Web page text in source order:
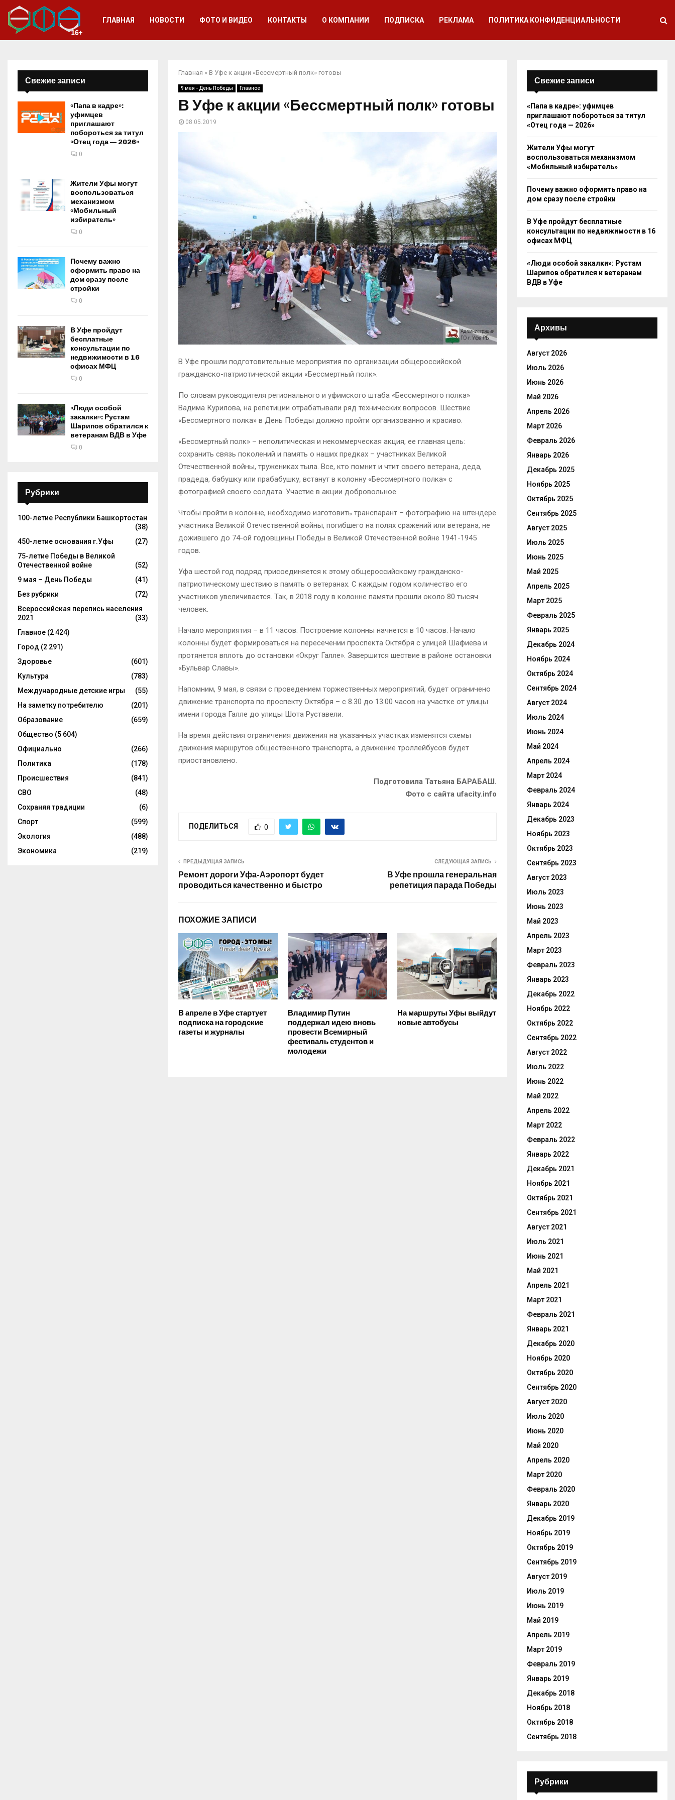
ГЛАВНАЯ НОВОСТИ ФОТО И ВИДЕО КОНТАКТЫ О КОМПАНИИ ПОДПИСКА РЕКЛАМА ПОЛИТИКА КОНФИДЕНЦИАЛЬНОСТИ
Главная » В Уфе к акции «Бессмертный полк» готовы
9 мая - День Победы Главное
В Уфе к акции «Бессмертный полк» готовы
08.05.2019
В Уфе прошли подготовительные мероприятия по организации общероссийской
гражданско-патриотической акции «Бессмертный полк».
По словам руководителя регионального и уфимского штаба «Бессмертного полка»
Вадима Курилова, на репетиции отрабатывали ряд технических вопросов. Шествие
«Бессмертного полка» в День Победы должно пройти организованно и красиво.
«Бессмертный полк» – неполитическая и некоммерческая акция, ее главная цель:
сохранить связь поколений и память о наших предках – участниках Великой
Отечественной войны, тружениках тыла. Все, кто помнит и чтит своего ветерана, деда,
прадеда, бабушку или прабабушку, встанут в колонну «Бессмертного полка» с
фотографией своего солдата. Участие в акции добровольное.
Чтобы пройти в колонне, необходимо изготовить транспарант – фотографию на штендере
участника Великой Отечественной войны, погибшего на полях сражений или ветерана, не
дожившего до 74-ой годовщины Победы в Великой Отечественной войне 1941-1945
годов.
Уфа шестой год подряд присоединяется к этому общероссийскому гражданско-
патриотическому шествию в память о ветеранах. С каждым годом количество его
участников увеличивается. Так, в 2018 году в колонне памяти прошли около 80 тысяч
человек.
Начало мероприятия – в 11 часов. Построение колонны начнется в 10 часов. Начало
колонны будет формироваться на пересечении проспекта Октября с улицей Шафиева и
протянется вплоть до остановки «Округ Галле». Завершится шествие в районе остановки
«Бульвар Славы».
Напомним, 9 мая, в связи с проведением торжественных мероприятий, будет ограничено
движение транспорта по проспекту Октября – с 8.30 до 13.00 часов на участке от улицы
имени города Галле до улицы Шота Руставели.
На время действия ограничения движения на указанных участках изменятся схемы
движения маршрутов общественного транспорта, а движение троллейбусов будет
приостановлено.
Подготовила Татьяна БАРАБАШ.
Фото с сайта ufacity.info
ПОДЕЛИТЬСЯ 0
ПРЕДЫДУЩАЯ ЗАПИСЬ
Ремонт дороги Уфа-Аэропорт будет
проводиться качественно и быстро
СЛЕДУЮЩАЯ ЗАПИСЬ
В Уфе прошла генеральная
репетиция парада Победы
ПОХОЖИЕ ЗАПИСИ
В апреле в Уфе стартует
подписка на городские
газеты и журналы
Владимир Путин
поддержал идею вновь
провести Всемирный
фестиваль студентов и
молодежи
На маршруты Уфы выйдут
новые автобусы
Свежие записи
«Папа в кадре»:
уфимцев
приглашают
побороться за титул
«Отец года — 2026»
0
Жители Уфы могут
воспользоваться
механизмом
«Мобильный
избиратель»
0
Почему важно
оформить право на
дом сразу после
стройки
0
В Уфе пройдут
бесплатные
консультации по
недвижимости в 16
офисах МФЦ
0
«Люди особой
закалки»: Рустам
Шарипов обратился к
ветеранам ВДВ в Уфе
0
Рубрики
100-летие Республики Башкортостан
(38)
450-летие основания г.Уфы
(27)
75-летие Победы в Великой
Отечественной войне
(52)
9 мая – День Победы
(41)
Без рубрики
(72)
Всероссийская перепись населения
2021
(33)
Главное (2 424)
Город (2 291)
Здоровье
(601)
Культура
(783)
Международные детские игры
(55)
На заметку потребителю
(201)
Образование
(659)
Общество (5 604)
Официально
(266)
Политика
(178)
Происшествия
(841)
СВО
(48)
Сохраняя традиции
(6)
Спорт
(599)
Экология
(488)
Экономика
(219)
Свежие записи
«Папа в кадре»: уфимцев
приглашают побороться за титул
«Отец года — 2026»
Жители Уфы могут
воспользоваться механизмом
«Мобильный избиратель»
Почему важно оформить право на
дом сразу после стройки
В Уфе пройдут бесплатные
консультации по недвижимости в 16
офисах МФЦ
«Люди особой закалки»: Рустам
Шарипов обратился к ветеранам
ВДВ в Уфе
Архивы
Август 2026
Июль 2026
Июнь 2026
Май 2026
Апрель 2026
Март 2026
Февраль 2026
Январь 2026
Декабрь 2025
Ноябрь 2025
Октябрь 2025
Сентябрь 2025
Август 2025
Июль 2025
Июнь 2025
Май 2025
Апрель 2025
Март 2025
Февраль 2025
Январь 2025
Декабрь 2024
Ноябрь 2024
Октябрь 2024
Сентябрь 2024
Август 2024
Июль 2024
Июнь 2024
Май 2024
Апрель 2024
Март 2024
Февраль 2024
Январь 2024
Декабрь 2023
Ноябрь 2023
Октябрь 2023
Сентябрь 2023
Август 2023
Июль 2023
Июнь 2023
Май 2023
Апрель 2023
Март 2023
Февраль 2023
Январь 2023
Декабрь 2022
Ноябрь 2022
Октябрь 2022
Сентябрь 2022
Август 2022
Июль 2022
Июнь 2022
Май 2022
Апрель 2022
Март 2022
Февраль 2022
Январь 2022
Декабрь 2021
Ноябрь 2021
Октябрь 2021
Сентябрь 2021
Август 2021
Июль 2021
Июнь 2021
Май 2021
Апрель 2021
Март 2021
Февраль 2021
Январь 2021
Декабрь 2020
Ноябрь 2020
Октябрь 2020
Сентябрь 2020
Август 2020
Июль 2020
Июнь 2020
Май 2020
Апрель 2020
Март 2020
Февраль 2020
Январь 2020
Декабрь 2019
Ноябрь 2019
Октябрь 2019
Сентябрь 2019
Август 2019
Июль 2019
Июнь 2019
Май 2019
Апрель 2019
Март 2019
Февраль 2019
Январь 2019
Декабрь 2018
Ноябрь 2018
Октябрь 2018
Сентябрь 2018
Рубрики